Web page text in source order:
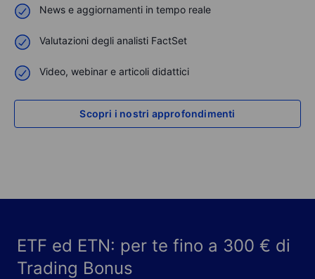
News e aggiornamenti in tempo reale
Valutazioni degli analisti FactSet
Video, webinar e articoli didattici
Scopri i nostri approfondimenti
ETF ed ETN: per te fino a 300 € di
Trading Bonus